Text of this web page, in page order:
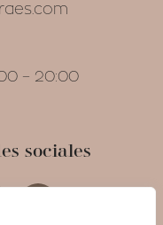
– 20:00
sociales